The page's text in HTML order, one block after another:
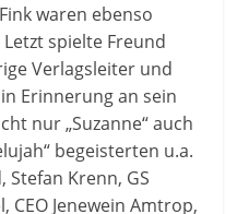
waren ebenso
spielte Freund
Verlagsleiter und
Erinnerung an sein
nur „Suzanne“ auch
begeisterten u.a.
Krenn, GS
CEO Jenewein Amtrop,